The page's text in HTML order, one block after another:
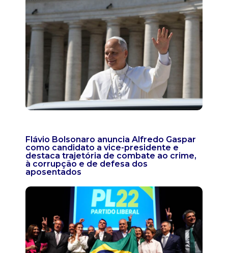
Flávio Bolsonaro anuncia Alfredo Gaspar
como candidato a vice-presidente e
destaca trajetória de combate ao crime,
à corrupção e de defesa dos
aposentados